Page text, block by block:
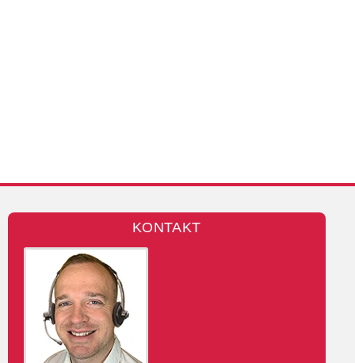
KONTAKT